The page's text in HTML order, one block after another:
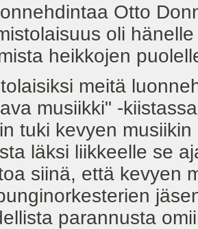
Otto
oli
heikkojen
meitä
musiikki" -
tuki kevyen
läksi liikkeelle se
siinä, että kevyen
parannusta